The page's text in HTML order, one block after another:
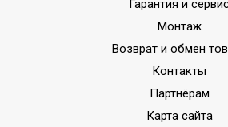
элементов в комплекте
Гарантия и
Монтаж
Возврат и обмен
Контакты
Партнёрам
Карта сайта